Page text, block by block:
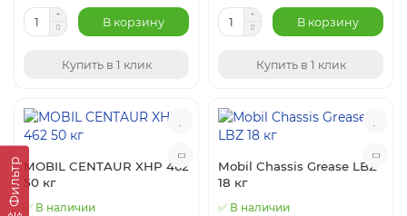
Фильтр
В корзину
Купить в 1 клик
В корзину
Купить в 1 клик
MOBIL CENTAUR XHP 462
50 кг
✅ В наличии
Mobil Chassis Grease LBZ
18 кг
✅ В наличии